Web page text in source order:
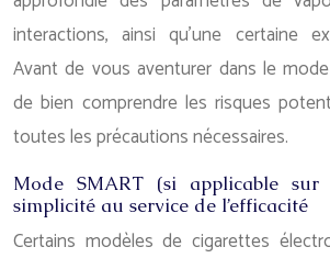
interactions, ainsi qu’une certaine
Avant de vous aventurer dans le
de bien comprendre les risques
toutes les précautions nécessaires.
Mode SMART (si applicable
simplicité au service de l’efficacité
Certains modèles de cigarettes